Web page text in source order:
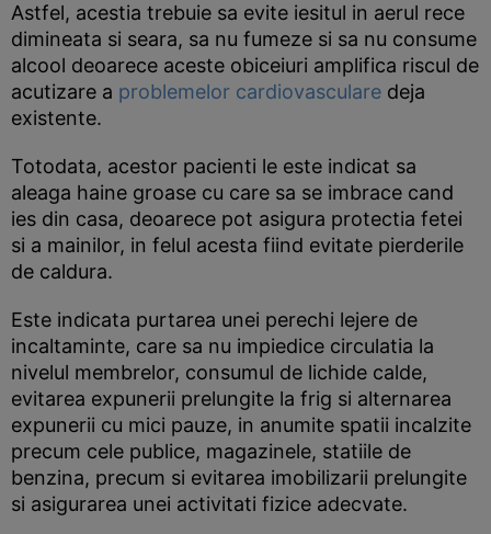
Astfel, acestia trebuie sa evite iesitul in aerul rece
dimineata si seara, sa nu fumeze si sa nu consume
alcool deoarece aceste obiceiuri amplifica riscul de
acutizare a problemelor cardiovasculare deja
existente.
Totodata, acestor pacienti le este indicat sa
aleaga haine groase cu care sa se imbrace cand
ies din casa, deoarece pot asigura protectia fetei
si a mainilor, in felul acesta fiind evitate pierderile
de caldura.
Este indicata purtarea unei perechi lejere de
incaltaminte, care sa nu impiedice circulatia la
nivelul membrelor, consumul de lichide calde,
evitarea expunerii prelungite la frig si alternarea
expunerii cu mici pauze, in anumite spatii incalzite
precum cele publice, magazinele, statiile de
benzina, precum si evitarea imobilizarii prelungite
si asigurarea unei activitati fizice adecvate.